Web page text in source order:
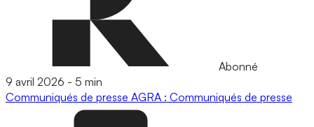
Abonné
9 avril 2026 - 5 min
Communiqués de presse AGRA : Communiqués de presse